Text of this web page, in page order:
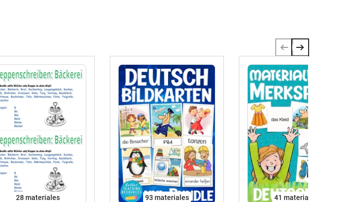
28 materiales 93 materiales 41 materiales